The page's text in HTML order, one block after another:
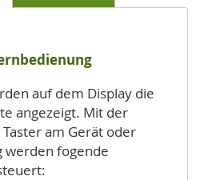
auf dem Display die
angezeigt. Mit der
am Gerät oder
werden fogende